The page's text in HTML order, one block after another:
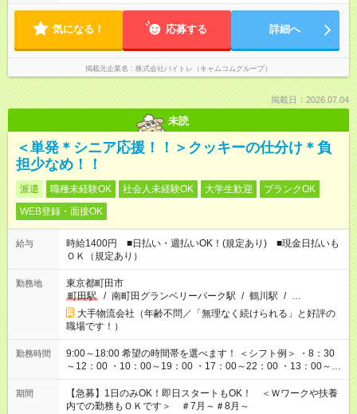
気になる！ 応募する 詳細へ
掲載元企業名 株式会社バイトレ（キャムコムグループ）
掲載日：2026.07.04
未読
＜単発＊シニア応援！！＞クッキーの仕分け＊負
担少なめ！！
派遣 職種未経験OK 社会人未経験OK 大学生歓迎
ブランクOK
WEB登録・面接OK
給与
時給1400円 ■日払い・週払いOK！(規定あり) ■現金日払いも
ＯＫ（規定あり）
勤務地
東京都町田市
町田駅
/ 南町田グランベリーパーク駅 / 鶴川駅 / …
大手物流会社（年齢不問／「無理なく続けられる」と好評の
職場です！）
勤務時間
9:00～18:00 希望の時間帯を選べます！ ＜シフト例＞ ・8：30
～12：00 ・10：00～19：00 ・17：00～22：00 ・13：00～
22：00 ・22：00～翌6：00 など
期間
【急募】1日のみOK！即日スタートもOK！ ＜Ｗワークや扶養
内での勤務もＯＫです＞ ＃7月～＃8月～